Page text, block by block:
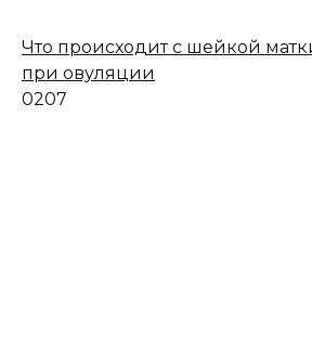
Что происходит с шейкой
при овуляции
0207